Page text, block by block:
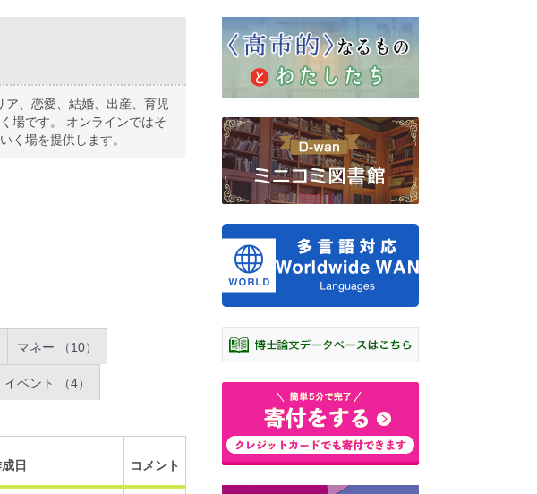
、恋愛、結婚、出産、育児
場です。 オンラインではそ
く場を提供します。
マネー （10）
イベント （4）
日 コメント